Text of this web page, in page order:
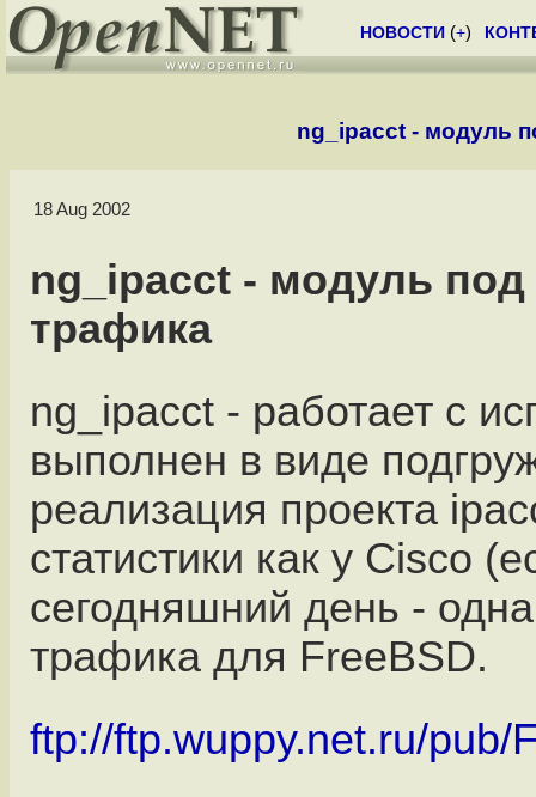
НОВОСТИ (+)
ng_ipacct - модуль
18 Aug 2002
ng_ipacct - модуль под
трафика
ng_ipacct - работает с
выполнен в виде
реализация проекта
статистики как у Cisco
сегодняшний день -
трафика для FreeBSD.
ftp://ftp.wuppy.net.ru/pub/